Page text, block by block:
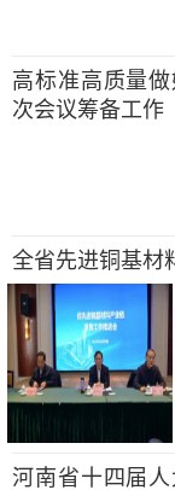
高标准高质量
次会议筹备工作
全省先进铜基材
河南省十四届